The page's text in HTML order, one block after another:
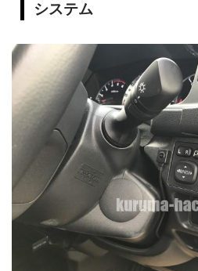
システム